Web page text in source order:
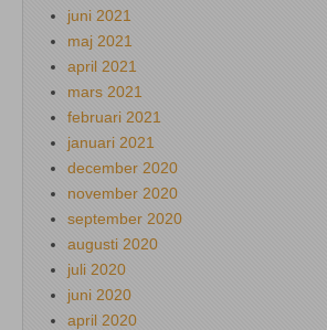
juni 2021
maj 2021
april 2021
mars 2021
februari 2021
januari 2021
december 2020
november 2020
september 2020
augusti 2020
juli 2020
juni 2020
april 2020